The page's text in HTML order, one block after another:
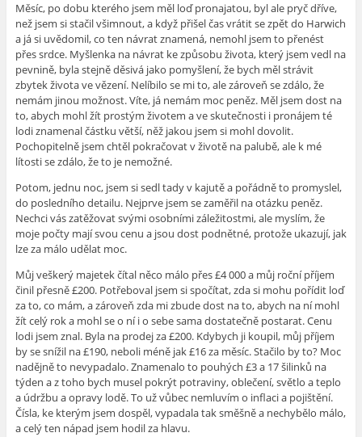
Měsíc, po dobu kterého jsem měl loď pronajatou, byl ale pryč dříve,
než jsem si stačil všimnout, a když přišel čas vrátit se zpět do Harwich
a já si uvědomil, co ten návrat znamená, nemohl jsem to přenést
přes srdce. Myšlenka na návrat ke způsobu života, který jsem vedl na
pevnině, byla stejně děsivá jako pomyšlení, že bych měl strávit
zbytek života ve vězení. Nelíbilo se mi to, ale zároveň se zdálo, že
nemám jinou možnost. Víte, já nemám moc peněz. Měl jsem dost na
to, abych mohl žít prostým životem a ve skutečnosti i pronájem té
lodi znamenal částku větší, něž jakou jsem si mohl dovolit.
Pochopitelně jsem chtěl pokračovat v životě na palubě, ale k mé
lítosti se zdálo, že to je nemožné.
Potom, jednu noc, jsem si sedl tady v kajutě a pořádně to promyslel,
do posledního detailu. Nejprve jsem se zaměřil na otázku peněz.
Nechci vás zatěžovat svými osobními záležitostmi, ale myslím, že
moje počty mají svou cenu a jsou dost podnětné, protože ukazují, jak
lze za málo udělat moc.
Můj veškerý majetek čítal něco málo přes £4 000 a můj roční příjem
činil přesně £200. Potřeboval jsem si spočítat, zda si mohu pořídit loď
za to, co mám, a zároveň zda mi zbude dost na to, abych na ní mohl
žít celý rok a mohl se o ní i o sebe sama dostatečně postarat. Cenu
lodi jsem znal. Byla na prodej za £200. Kdybych ji koupil, můj příjem
by se snížil na £190, neboli méně jak £16 za měsíc. Stačilo by to? Moc
nadějně to nevypadalo. Znamenalo to pouhých £3 a 17 šilinků na
týden a z toho bych musel pokrýt potraviny, oblečení, světlo a teplo
a údržbu a opravy lodě. To už vůbec nemluvím o inflaci a pojištění.
Čísla, ke kterým jsem dospěl, vypadala tak směšně a nechybělo málo,
a celý ten nápad jsem hodil za hlavu.